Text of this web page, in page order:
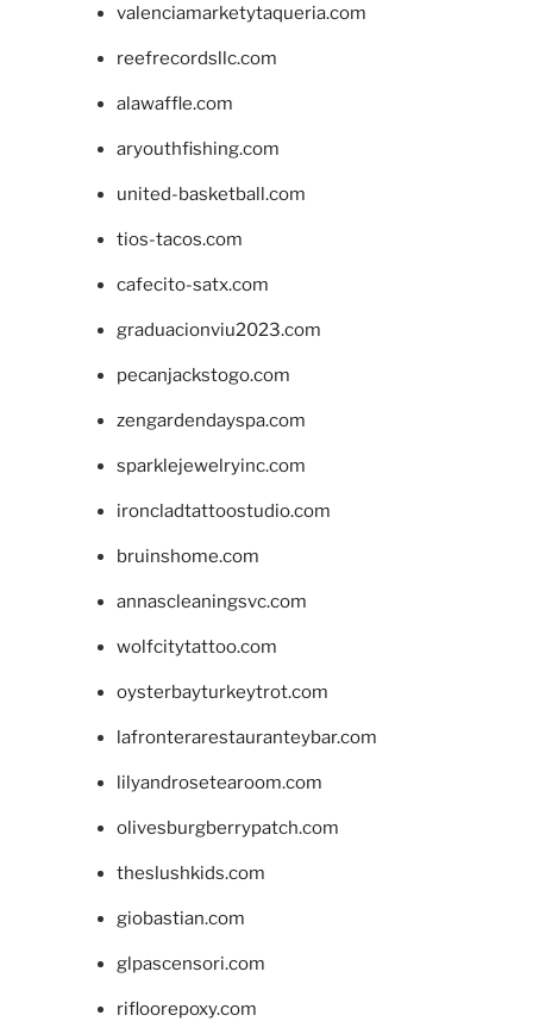
valenciamarketytaqueria.com
reefrecordsllc.com
alawaffle.com
aryouthfishing.com
united-basketball.com
tios-tacos.com
cafecito-satx.com
graduacionviu2023.com
pecanjackstogo.com
zengardendayspa.com
sparklejewelryinc.com
ironcladtattoostudio.com
bruinshome.com
annascleaningsvc.com
wolfcitytattoo.com
oysterbayturkeytrot.com
lafronterarestauranteybar.com
lilyandrosetearoom.com
olivesburgberrypatch.com
theslushkids.com
giobastian.com
glpascensori.com
rifloorepoxy.com